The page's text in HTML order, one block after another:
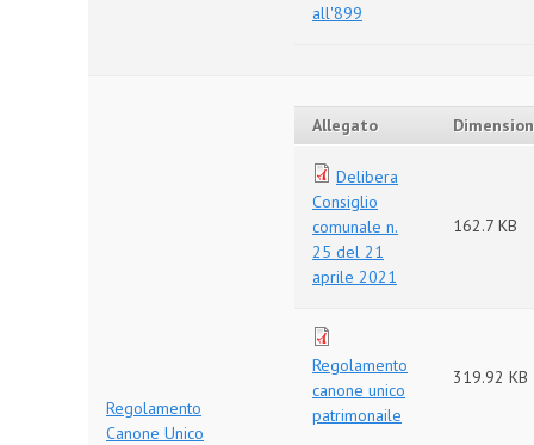
all'899
Regolamento
Canone Unico
Allegato
Delibera
Consiglio
comunale n.
25 del 21
aprile 2021
162.7 KB
Regolamento
canone unico
patrimonaile
319.92 KB